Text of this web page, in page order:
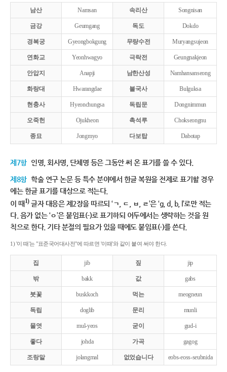
남산 Namsan 속리산 Songnisan
금강 Geumgang 독도 Dokdo
경복궁 Gyeongbokgung 무량수전 Muryangsujeon
연화교 Yeonhwagyo 극락전 Geungnakjeon
안압지 Anapji 남한산성 Namhansanseong
화랑대 Hwarangdae 불국사 Bulguksa
현충사 Hyeonchungsa 독립문 Dongnimmun
오죽헌 Ojukheon 촉석루 Chokseongnu
종묘 Jongmyo 다보탑 Dabotap
제7항 인명, 회사명, 단체명 등은 그동안 써 온 표기를 쓸 수 있다.
제8항 학술 연구 논문 등 특수 분야에서 한글 복원을 전제로 표기할 경우
에는 한글 표기를 대상으로 적는다.
이 때1)글자 대응은 제2장을 따르되 ‘ㄱ, ㄷ, ㅂ, ㄹ’은 ‘g, d, b, l’로만 적는
다. 음가 없는 ‘ㅇ’은 붙임표(-)로 표기하되 어두에서는 생략하는 것을 원
칙으로 한다. 기타 분절의 필요가 있을 때에도 붙임표(-)를 쓴다.
1) '이 때'는 "표준국어대사전"에 따르면 '이때'와 같이 붙여 써야 한다.
집 jib 짚 jip
밖 bakk 값 gabs
붓꽃 buskkoch 먹는 meogneun
독립 doglib 문리 munli
물엿 mul-yeos 굳이 gud-i
좋다 johda 가곡 gagog
조랑말 jolangmal 없었습니다 eobs-eoss-seubnida